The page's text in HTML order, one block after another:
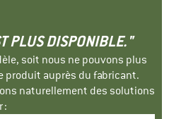
PLUS DISPONIBLE."
soit nous ne pouvons plus
produit auprès du fabricant.
naturellement des solutions
: